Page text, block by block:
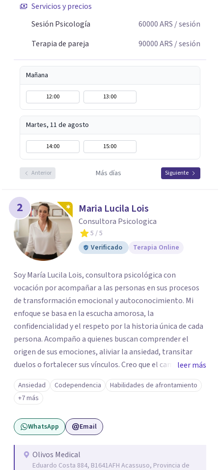
Servicios y precios
Sesión Psicología
60000ARS / sesión
Terapia de pareja
90000ARS / sesión
Mañana
12:00 13:00
Martes, 11 de agosto
14:00 15:00
Anterior Más días Siguiente
2 Maria Lucila Lois
Consultora Psicologica
5 / 5
Verificado
Terapia Online
Soy María Lucila Lois, consultora psicológica con
vocación por acompañar a las personas en sus procesos
de transformación emocional y autoconocimiento. Mi
enfoque se basa en la escucha amorosa, la
confidencialidad y el respeto por la historia única de cada
persona. Acompaño a quienes buscan comprender el
origen de sus emociones, aliviar la ansiedad, transitar
duelos o fortalecer sus vínculos. Creo que el camino hacia
una vida más auténtica comienza cuando nos animamos
a mirar hacia adentro y a reconocer las raíces de lo que
sentimos.
leer más
Ansiedad Codependencia
Habilidades de afrontamiento
+7 más
WhatsApp Email
Olivos Medical
Eduardo Costa 884, B1641AFH Acassuso, Provincia de